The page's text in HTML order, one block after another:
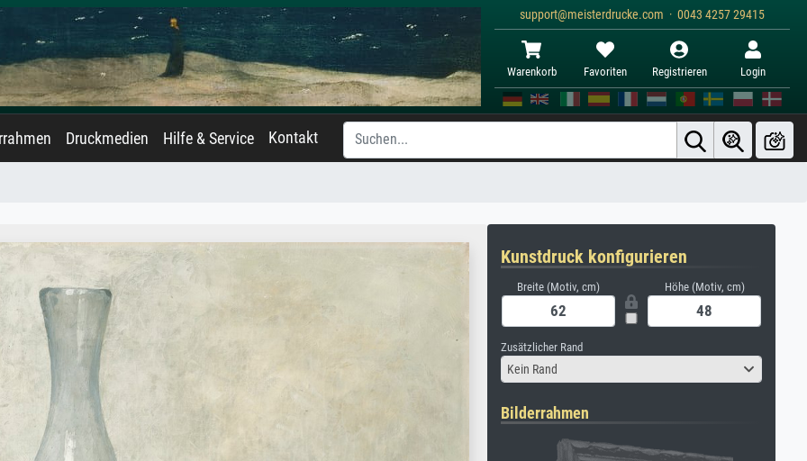
support@meisterdrucke.com · 0043 4257 29415
Warenkorb Favoriten Registrieren Login
Druckmedien Hilfe & Service Kontakt
Kunstdruck konfigurieren
Breite (Motiv, cm) Höhe (Motiv, cm)
Zusätzlicher Rand
Kein Rand
Bilderrahmen